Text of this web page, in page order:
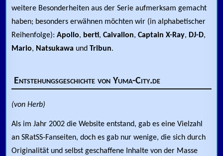
weitere Besonderheiten aus der Serie aufmerksam gemacht
haben; besonders erwähnen möchten wir (in alphabetischer
Reihenfolge):Apollo, berti,Caivallon,Captain X-Ray,DJ-D,
Mario, Natsukawa undTribun.
Entstehungsgeschichte von Yuma-City.de
(von Herb)
Als im Jahr 2002 die Website entstand, gab es eine Vielzahl
an SRatSS-Fanseiten, doch es gab nur wenige, die sich durch
Originalität und selbst geschaffene Inhalte von der Masse